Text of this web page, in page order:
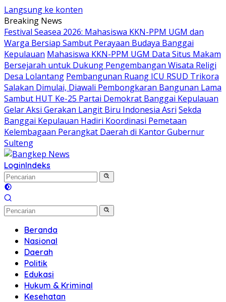
Langsung ke konten
Breaking News
Festival Seasea 2026: Mahasiswa KKN-PPM UGM dan
Warga Bersiap Sambut Perayaan Budaya Banggai
Kepulauan Mahasiswa KKN-PPM UGM Data Situs Makam
Bersejarah untuk Dukung Pengembangan Wisata Religi
Desa Lolantang Pembangunan Ruang ICU RSUD Trikora
Salakan Dimulai, Diawali Pembongkaran Bangunan Lama
Sambut HUT Ke-25 Partai Demokrat Banggai Kepulauan
Gelar Aksi Gerakan Langit Biru Indonesia Asri Sekda
Banggai Kepulauan Hadiri Koordinasi Pemetaan
Kelembagaan Perangkat Daerah di Kantor Gubernur
Sulteng
LoginIndeks
Beranda
Nasional
Daerah
Politik
Edukasi
Hukum & Kriminal
Kesehatan